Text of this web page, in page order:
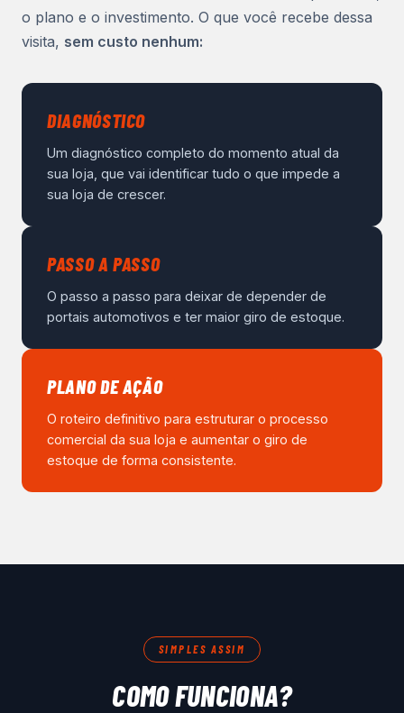
o plano e o investimento. O que você recebe dessa
visita, sem custo nenhum:
DIAGNÓSTICO
Um diagnóstico completo do momento atual da
sua loja, que vai identificar tudo o que impede a
sua loja de crescer.
PASSO A PASSO
O passo a passo para deixar de depender de
portais automotivos e ter maior giro de estoque.
PLANO DE AÇÃO
O roteiro definitivo para estruturar o processo
comercial da sua loja e aumentar o giro de
estoque de forma consistente.
SIMPLES ASSIM
COMO FUNCIONA?